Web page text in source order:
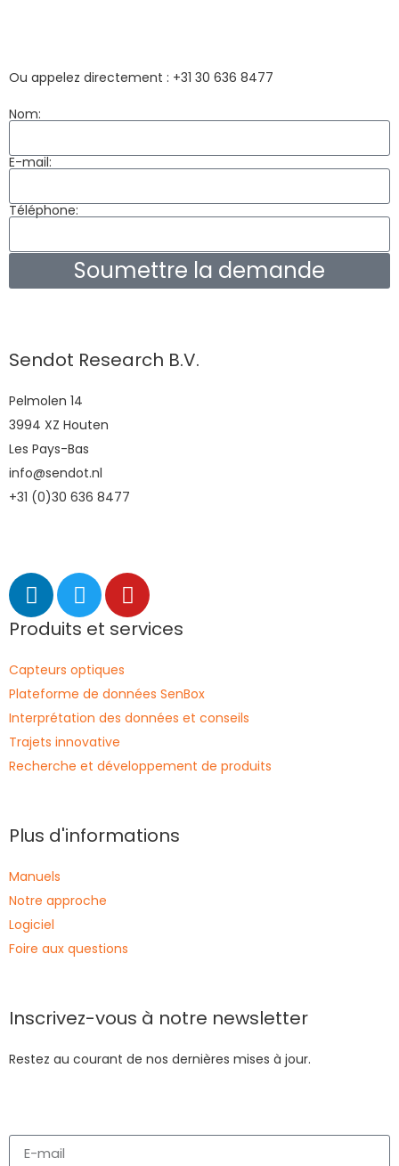
Ou appelez directement : +31 30 636 8477
Nom:
E-mail:
Téléphone:
Soumettre la demande
Sendot Research B.V.
Pelmolen 14
3994 XZ Houten
Les Pays-Bas
info@sendot.nl
+31 (0)30 636 8477
Produits et services
Capteurs optiques
Plateforme de données SenBox
Interprétation des données et conseils
Trajets innovative
Recherche et développement de produits
Plus d'informations
Manuels
Notre approche
Logiciel
Foire aux questions
Inscrivez-vous à notre newsletter
Restez au courant de nos dernières mises à jour.